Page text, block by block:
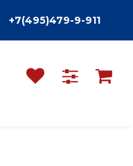
+7(495)479-9-911